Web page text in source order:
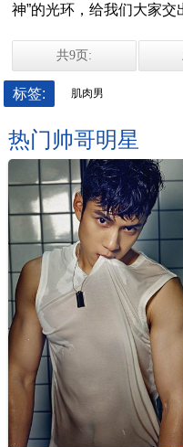
神”的光环，给我们大家交
共9页:
标签: 肌肉男
热门帅哥明星